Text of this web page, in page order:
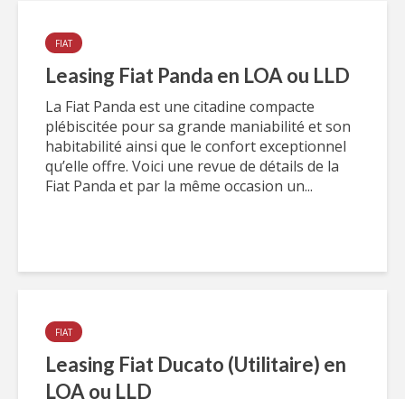
FIAT
Leasing Fiat Panda en LOA ou LLD
La Fiat Panda est une citadine compacte
plébiscitée pour sa grande maniabilité et son
habitabilité ainsi que le confort exceptionnel
qu’elle offre. Voici une revue de détails de la
Fiat Panda et par la même occasion un...
FIAT
Leasing Fiat Ducato (Utilitaire) en
LOA ou LLD